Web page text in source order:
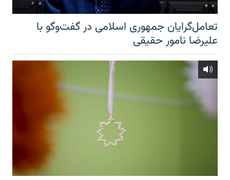
تعامل‌گرایان جمهوری اسلامی در گفت‌وگو با
علیرضا نامور حقیقی